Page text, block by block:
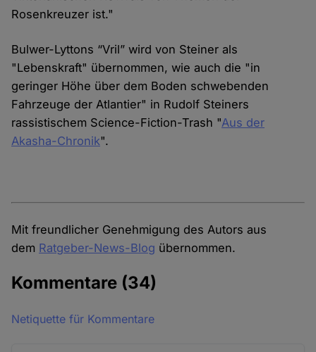
Rosenkreuzer ist."
Bulwer-Lyttons “Vril” wird von Steiner als
"Lebenskraft" übernommen, wie auch die "in
geringer Höhe über dem Boden schwebenden
Fahrzeuge der Atlantier" in Rudolf Steiners
rassistischem Science-Fiction-Trash "Aus der
Akasha-Chronik".
Mit freundlicher Genehmigung des Autors aus
dem Ratgeber-News-Blog übernommen.
Kommentare (34)
Netiquette für Kommentare